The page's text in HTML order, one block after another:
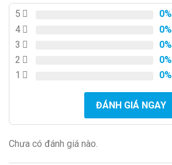
5 0%
4
0%
3
0%
2
0%
1
0%
ĐÁNH GIÁ NGAY
Chưa có đánh giá nào.